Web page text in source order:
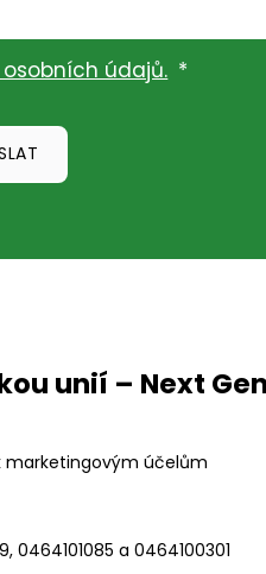
údajů. *
unií – Next
marketingovým účelům
0464101085 a 0464100301